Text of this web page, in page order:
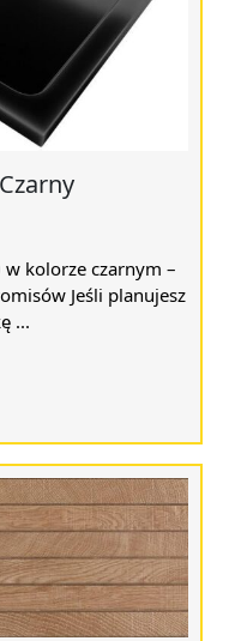
kolorze czarnym –
Jeśli planujesz
...